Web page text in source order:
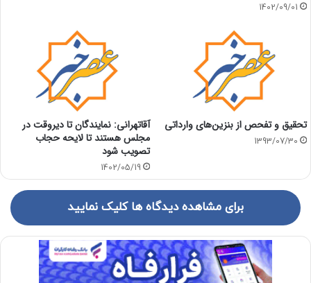
1402/09/01
تحقیق و تفحص از بنزین‌های وارداتی
1393/07/30
آقاتهرانی: نمایندگان تا دیروقت در
مجلس هستند تا لایحه حجاب
تصویب شود
1402/05/19
برای مشاهده دیدگاه ها کلیک نمایید